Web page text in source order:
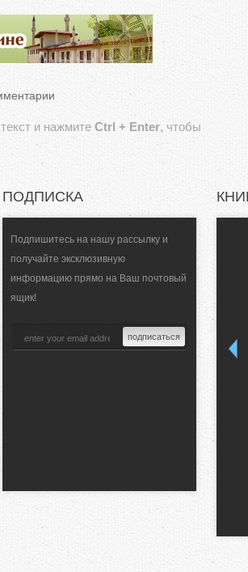
и нажмите Ctrl + Enter, чтобы
ПОДПИСКА
Подпишитесь на нашу рассылку и
получайте эксклюзивную
информацию прямо на Ваш почтовый
ящик!